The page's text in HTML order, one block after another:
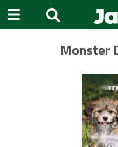
Monster